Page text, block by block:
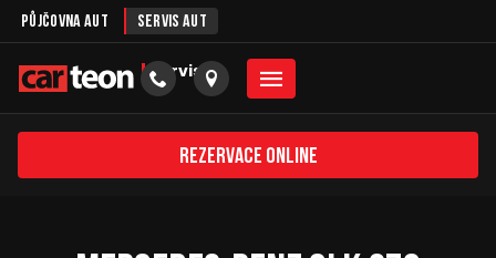
Půjčovna aut Servis aut
servis
Rezervace online